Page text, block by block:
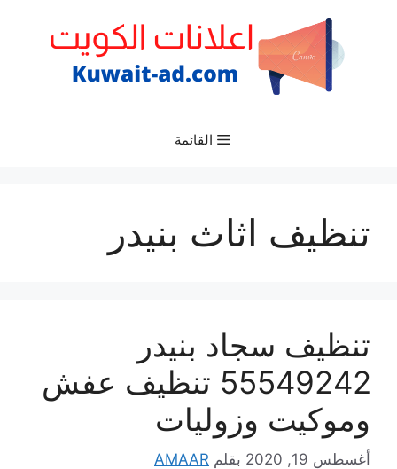
القائمة
تنظيف اثاث بنيدر
تنظيف سجاد بنيدر
55549242 تنظيف عفش
وموكيت وزوليات
أغسطس 19, 2020 بقلم AMAAR